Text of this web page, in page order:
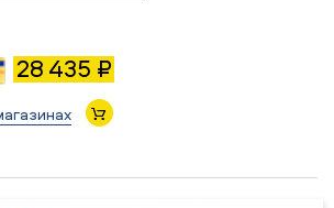
28 435 ₽